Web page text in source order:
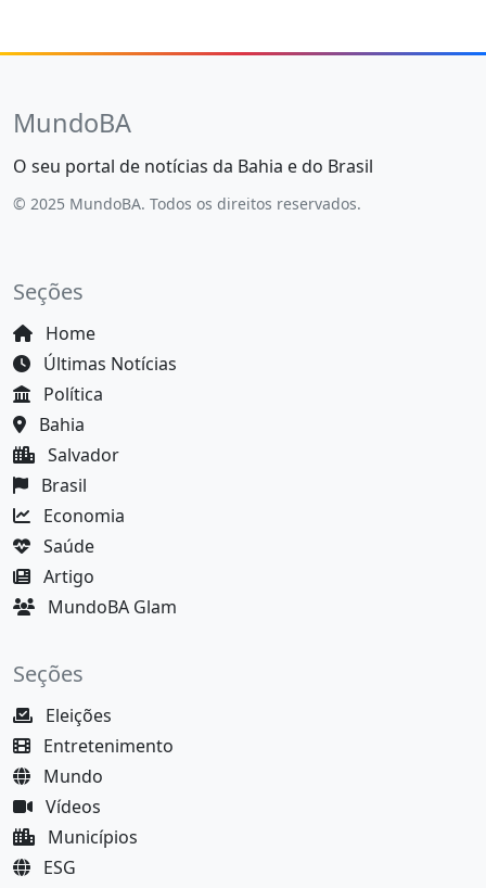
MundoBA
O seu portal de notícias da Bahia e do Brasil
© 2025 MundoBA. Todos os direitos reservados.
Seções
Home
Últimas Notícias
Política
Bahia
Salvador
Brasil
Economia
Saúde
Artigo
MundoBA Glam
Seções
Eleições
Entretenimento
Mundo
Vídeos
Municípios
ESG